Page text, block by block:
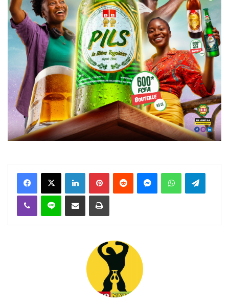
FacebookX Linkedin PinterestReddit MessengerWhatsAppTelegram
Viber Ligne Partager par email Imprimer